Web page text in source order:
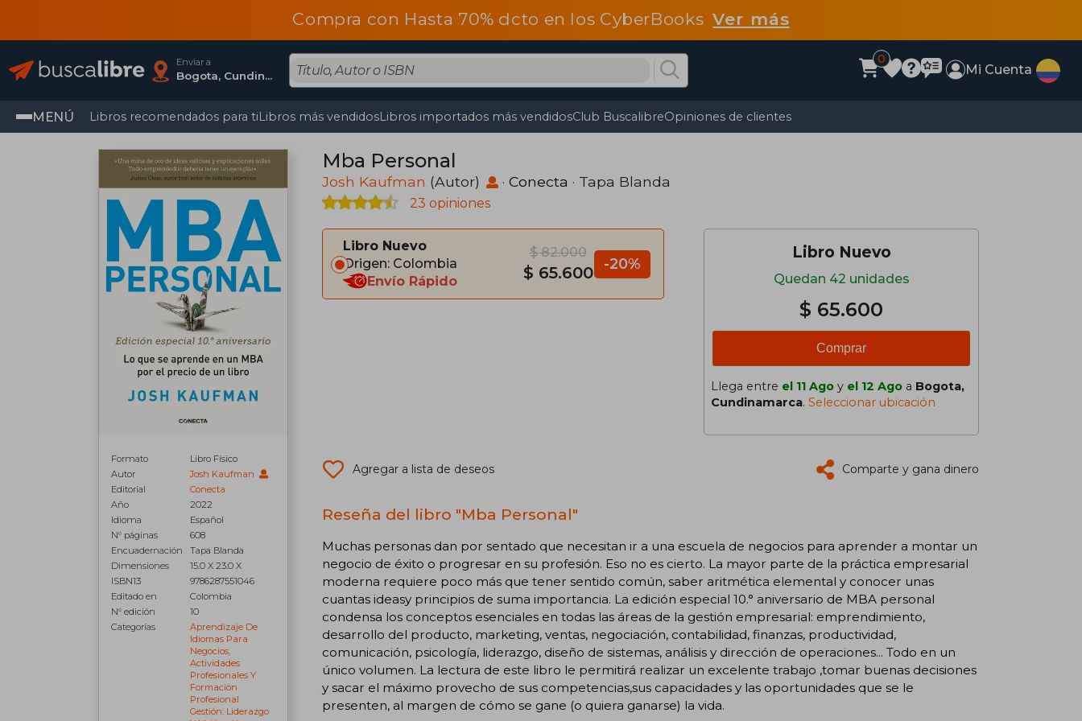
Compra con Hasta 70% dcto en los CyberBooksVer más
Enviar a
Bogota, Cundinamarca
0
Mi Cuenta
MENÚ Libros recomendados para tiLibros más vendidosLibros importados más vendidosClub BuscalibreOpiniones de clientes
Formato
Libro Físico
Autor
Josh Kaufman
Editorial
Conecta
Año
2022
Idioma
Español
N° páginas
608
Encuadernación
Tapa Blanda
Dimensiones
15.0 X 23.0 X
ISBN13
9786287551046
Editado en
Colombia
N° edición
10
Categorías
Aprendizaje De
Idiomas Para
Negocios,
Actividades
Profesionales Y
Formación
Profesional
Gestión: Liderazgo
Mba Personal
Josh Kaufman (Autor) · Conecta · Tapa Blanda
23 opiniones
Libro Nuevo
Origen: Colombia
Envío Rápido
$ 82.000
$ 65.600 -20%
Libro Nuevo
Quedan 42 unidades
$ 65.600
Comprar
Llega entre el 11 Ago y el 12 Ago a Bogota,
Cundinamarca. Seleccionar ubicación
Agregar a lista de deseos Comparte y gana dinero
Reseña del libro "Mba Personal"
Muchas personas dan por sentado que necesitan ir a una escuela de negocios para aprender a montar un
negocio de éxito o progresar en su profesión. Eso no es cierto. La mayor parte de la práctica empresarial
moderna requiere poco más que tener sentido común, saber aritmética elemental y conocer unas
cuantas ideasy principios de suma importancia. La edición especial 10.° aniversario de MBA personal
condensa los conceptos esenciales en todas las áreas de la gestión empresarial: emprendimiento,
desarrollo del producto, marketing, ventas, negociación, contabilidad, finanzas, productividad,
comunicación, psicología, liderazgo, diseño de sistemas, análisis y dirección de operaciones... Todo en un
único volumen. La lectura de este libro le permitirá realizar un excelente trabajo ,tomar buenas decisiones
y sacar el máximo provecho de sus competencias,sus capacidades y las oportunidades que se le
presenten, al margen de cómo se gane (o quiera ganarse) la vida.